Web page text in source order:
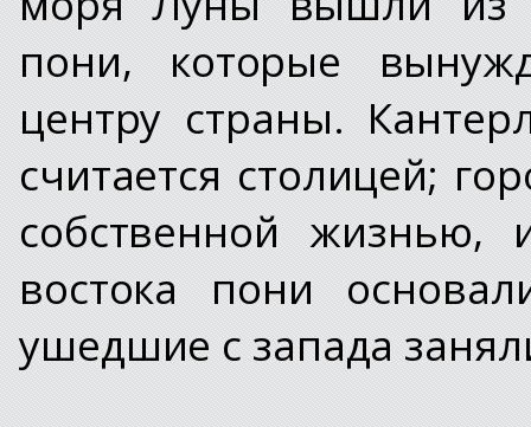
пони, которые
центру страны.
считается столицей;
собственной жизнью,
востока пони
ушедшие с запада